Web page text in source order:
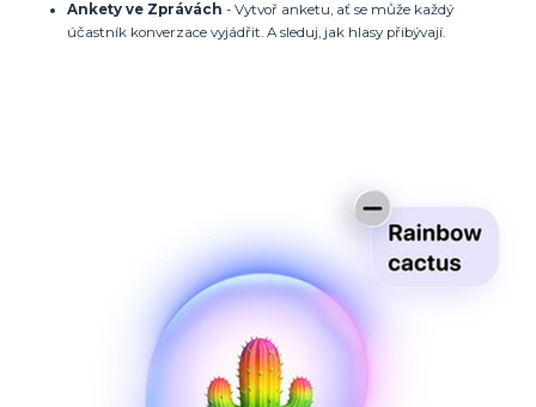
Ankety ve Zprávách - Vytvoř anketu, ať se může každý
účastník konverzace vyjádřit. A sleduj, jak hlasy přibývají.